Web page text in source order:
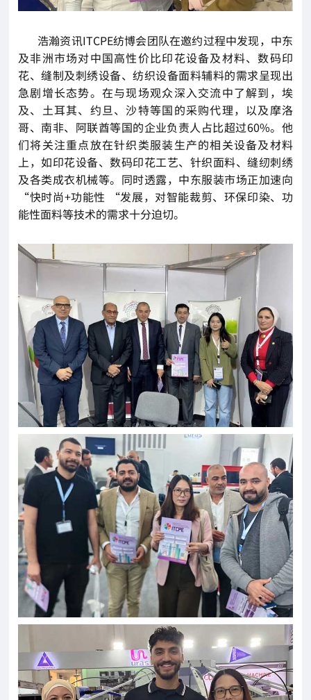
浩瀚资讯ITCPE纺博会团队在邀约过程中发现，中东
及非洲市场对中国高性价比印花设备及材料、数码印
花、缝制及刺绣设备、纺织设备面料辅料的需求呈现出
急剧增长态势。在与现场观众深入交流中了解到，埃
及、土耳其、约旦、沙特等国的采购代理，以及摩洛
哥、南非、阿联酋等国的企业负责人占比超过60%。他
们将关注重点放在针织类服装生产的相关设备及材料
上，如印花设备、数码印花工艺、针织面料、缝纫刺绣
及各类成衣机械等。同时透露，中东服装市场正加速向
“快时尚+功能性 “发展，对智能裁剪、环保印染、功
能性面料等技术的需求十分迫切。